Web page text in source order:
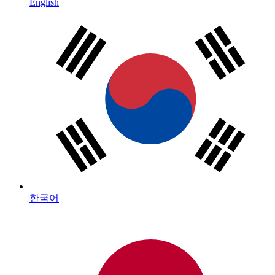
한국어